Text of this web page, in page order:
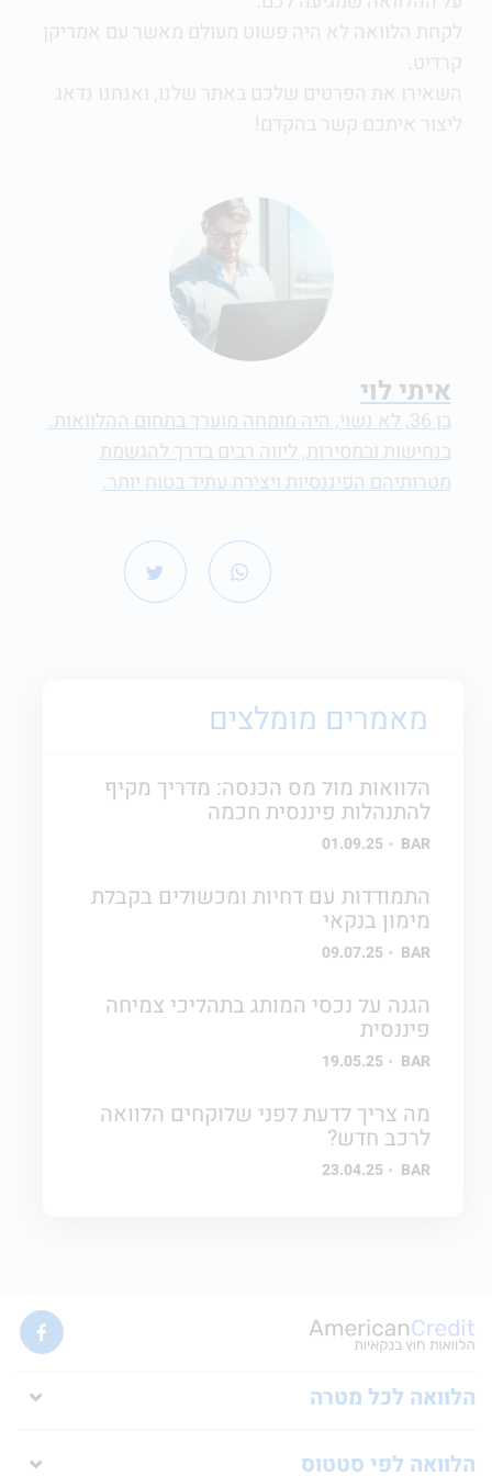
מאמרים מומלצים
הלוואות מול מס הכנסה: מדריך מקיף
להתנהלות פיננסית חכמה
01.09.25 BAR
התמודדות עם דחיות ומכשולים בקבלת
מימון בנקאי
09.07.25 BAR
הגנה על נכסי המותג בתהליכי צמיחה
פיננסית
19.05.25 BAR
מה צריך לדעת לפני שלוקחים הלוואה
לרכב חדש?
23.04.25 BAR
לקחת הלוואה לא היה פשוט מעולם מאשר עם אמריקן
קרדיט.
השאירו את הפרטים שלכם באתר שלנו, ואנחנו נדאג
ליצור איתכם קשר בהקדם!
איתי לוי
בן 36, לא נשוי, היה מומחה מוערך בתחום ההלוואות.
בנחישות ובמסירות, ליווה רבים בדרך להגשמת
מטרותיהם הפיננסיות ויצירת עתיד בטוח יותר.
הלוואה לפי סטטוס
הלוואה לכל מטרה